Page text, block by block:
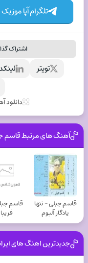
تلگرام آپا موزیک
اشتراک
تویتر
دانلود
آهنگ های مرتبط قاسم
قاسم جبلی - تنها
یادگار آلبوم
قاسم
فریبا
جدیدترین اهنگ های